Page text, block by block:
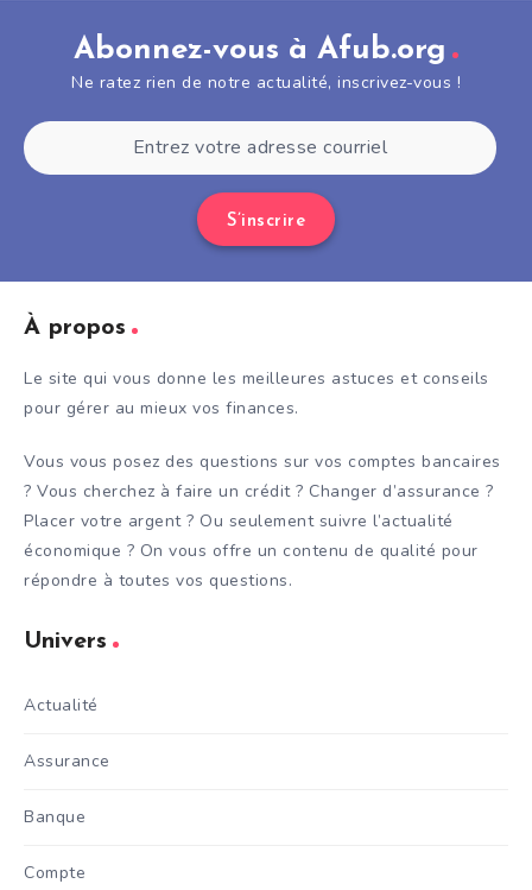
Abonnez-vous à Afub.org
Ne ratez rien de notre actualité, inscrivez-vous !
S’inscrire
À propos
Le site qui vous donne les meilleures astuces et conseils
pour gérer au mieux vos finances.
Vous vous posez des questions sur vos comptes bancaires
? Vous cherchez à faire un crédit ? Changer d’assurance ?
Placer votre argent ? Ou seulement suivre l’actualité
économique ? On vous offre un contenu de qualité pour
répondre à toutes vos questions.
Univers
Actualité
Assurance
Banque
Compte